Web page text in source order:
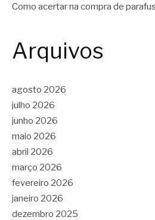
Como acertar na compra de
Arquivos
agosto 2026
julho 2026
junho 2026
maio 2026
abril 2026
março 2026
fevereiro 2026
janeiro 2026
dezembro 2025